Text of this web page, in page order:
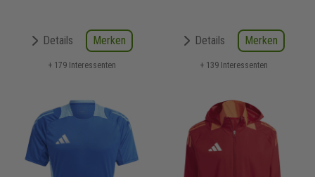
Details Merken
+ 179 Interessenten
Details Merken
+ 139 Interessenten